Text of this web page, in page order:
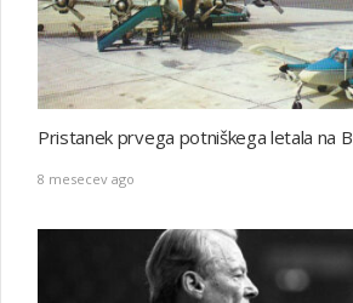
Pristanek prvega potniškega letala na
8 mesecev ago